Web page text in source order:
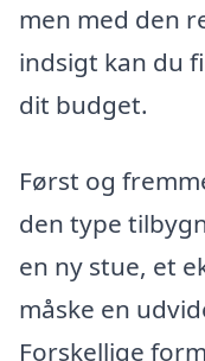
men med den
indsigt kan du
dit budget.
Først og
den type
en ny stue, et
måske en
Forskellige